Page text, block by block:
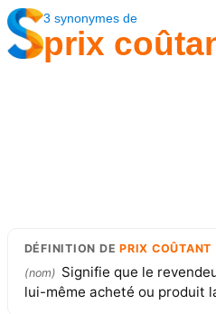
3 synonymes de
prix
DÉFINITION DEPRIX COÛTANT
(nom) Signifie que le
lui-même acheté ou produit